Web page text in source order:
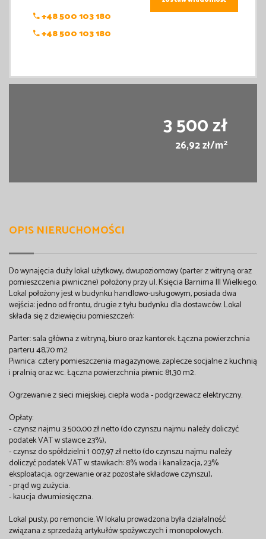
+48 500 103 180
+48 500 103 180
3 500 zł
26,92 zł/m2
OPIS NIERUCHOMOŚCI
Do wynajęcia duży lokal użytkowy, dwupoziomowy (parter z witryną oraz
pomieszczenia piwniczne) położony przy ul. Księcia Barnima III Wielkiego.
Lokal położony jest w budynku handlowo-usługowym, posiada dwa
wejścia: jedno od frontu, drugie z tyłu budynku dla dostawców. Lokal
składa się z dziewięciu pomieszczeń:
Parter: sala główna z witryną, biuro oraz kantorek. Łączna powierzchnia
parteru 48,70 m2
Piwnica: cztery pomieszczenia magazynowe, zaplecze socjalne z kuchnią
i pralnią oraz wc. Łączna powierzchnia piwnic 81,30 m2.
Ogrzewanie z sieci miejskiej, ciepła woda - podgrzewacz elektryczny.
Opłaty:
- czynsz najmu 3 500,00 zł netto (do czynszu najmu należy doliczyć
podatek VAT w stawce 23%),
- czynsz do spółdzielni 1 007,97 zł netto (do czynszu najmu należy
doliczyć podatek VAT w stawkach: 8% woda i kanalizacja, 23%
eksploatacja, ogrzewanie oraz pozostałe składowe czynszu),
- prąd wg zużycia.
- kaucja dwumiesięczna.
Lokal pusty, po remoncie. W lokalu prowadzona była działalność
związana z sprzedażą artykułów spożywczych i monopolowych.